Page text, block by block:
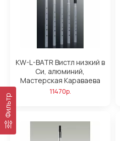
Фильтр
KW-L-BATR Вистл низкий в
Си, алюминий,
Мастерская Караваева
11470р.